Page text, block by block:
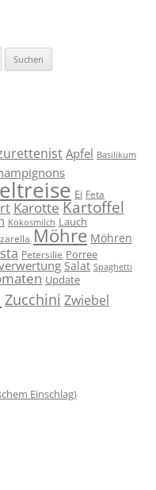
Apfel Basilikum
Ei Feta
Karotte Kartoffel
Kokosmilch Lauch
Möhre Möhren
Petersilie Porree
Salat Spaghetti
Update
Zucchini Zwiebel
Einschlag)